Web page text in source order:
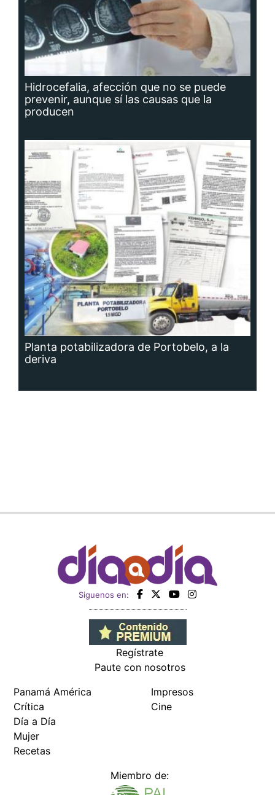
Hidrocefalia, afección que no se puede
prevenir, aunque sí las causas que la
producen
Planta potabilizadora de Portobelo, a la
deriva
Siguenos en:
Regístrate
Paute con nosotros
Panamá América
Crítica
Día a Día
Mujer
Recetas
Impresos
Cine
Miembro de: